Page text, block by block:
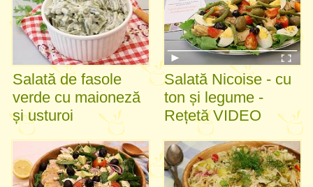
Salată de fasole
verde cu maioneză
și usturoi
Salată Nicoise - cu
ton și legume -
Rețetă VIDEO